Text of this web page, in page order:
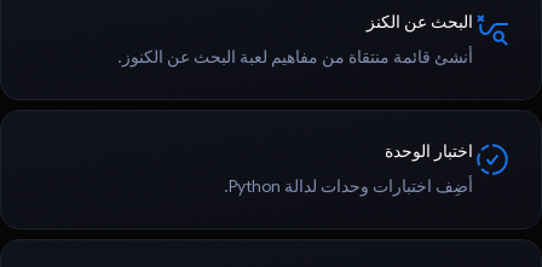
البحث عن الكنز
أنشئ قائمة منتقاة من مفاهيم لعبة البحث عن الكنوز.
اختبار الوحدة
أضِف اختبارات وحدات لدالة Python.